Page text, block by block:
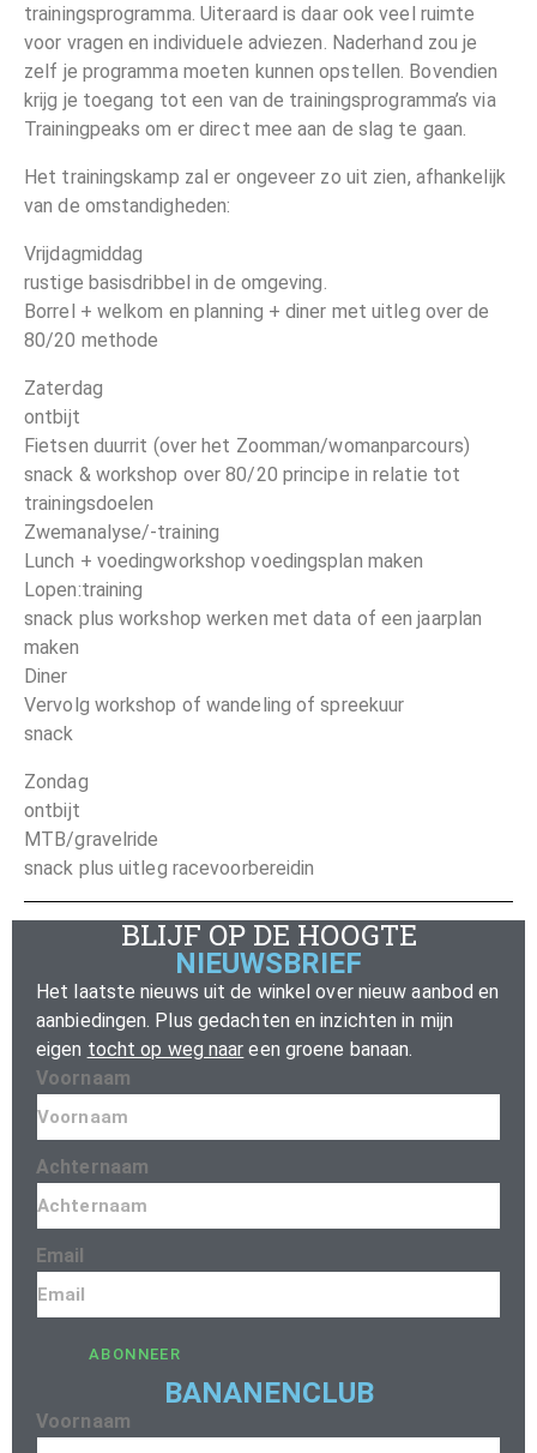
trainingsprogramma. Uiteraard is daar ook veel ruimte
voor vragen en individuele adviezen. Naderhand zou je
zelf je programma moeten kunnen opstellen. Bovendien
krijg je toegang tot een van de trainingsprogramma’s via
Trainingpeaks om er direct mee aan de slag te gaan.
Het trainingskamp zal er ongeveer zo uit zien, afhankelijk
van de omstandigheden:
Vrijdagmiddag
rustige basisdribbel in de omgeving.
Borrel + welkom en planning + diner met uitleg over de
80/20 methode
Zaterdag
ontbijt
Fietsen duurrit (over het Zoomman/womanparcours)
snack & workshop over 80/20 principe in relatie tot
trainingsdoelen
Zwemanalyse/-training
Lunch + voedingworkshop voedingsplan maken
Lopen:training
snack plus workshop werken met data of een jaarplan
maken
Diner
Vervolg workshop of wandeling of spreekuur
snack
Zondag
ontbijt
MTB/gravelride
snack plus uitleg racevoorbereidin
BLIJF OP DE HOOGTE
NIEUWSBRIEF
Het laatste nieuws uit de winkel over nieuw aanbod en
aanbiedingen. Plus gedachten en inzichten in mijn
eigen tocht op weg naar een groene banaan.
Voornaam
Achternaam
Email
ABONNEER
BANANENCLUB
Voornaam